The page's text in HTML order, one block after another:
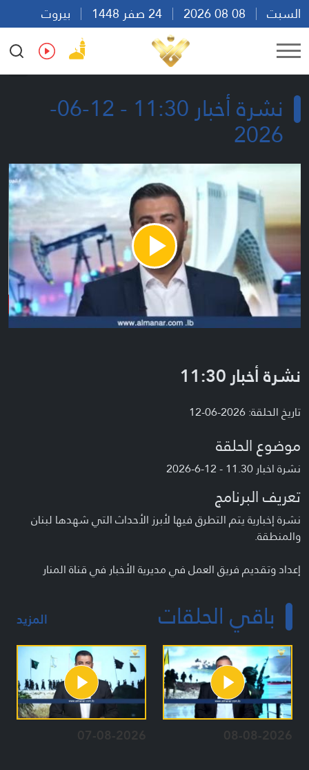
السبت
بيروت
22:16
Ar En Fr Es
نشرة أخبار 11:30 - 12-06-
2026
Play
Video
نشرة أخبار 11:30
تاريخ الحلقة: 2026-06-12
موضوع الحلقة
نشرة اخبار 11.30 - 12-6-2026
تعريف البرنامج
نشرة إخبارية يتم التطرق فيها لأبرز الأحداث التي شهدها لبنان
والمنطقة.
إعداد وتقديم فريق العمل في مديرية الأخبار في قناة المنار
باقي الحلقات المزيد
08-08-2026
07-08-2026